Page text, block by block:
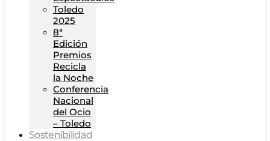
Toledo
2025
8ª
Edición
Premios
Recicla
la Noche
Conferencia
Nacional
del Ocio
– Toledo
Sostenibilidad